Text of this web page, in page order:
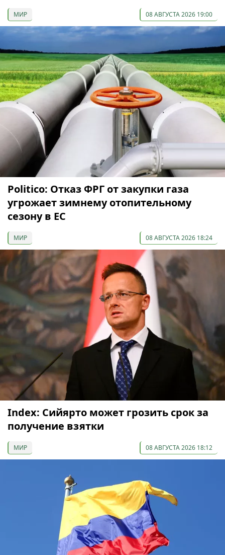
МИР 08 АВГУСТА 2026 19:00
Politico: Отказ ФРГ от закупки газа
угрожает зимнему отопительному
сезону в ЕС
МИР 08 АВГУСТА 2026 18:24
Index: Сийярто может грозить срок за
получение взятки
МИР 08 АВГУСТА 2026 18:12